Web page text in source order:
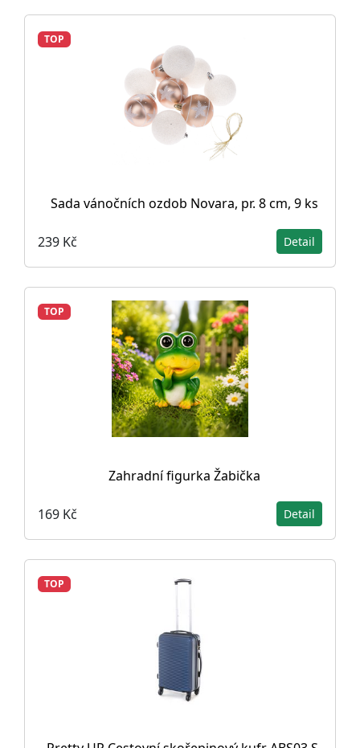
TOP
Sada vánočních ozdob Novara, pr. 8 cm, 9 ks
239 Kč Detail
TOP
Zahradní figurka Žabička
169 Kč Detail
TOP